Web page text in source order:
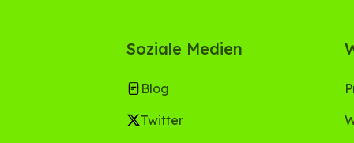
Soziale Medien
Blog
Twitter